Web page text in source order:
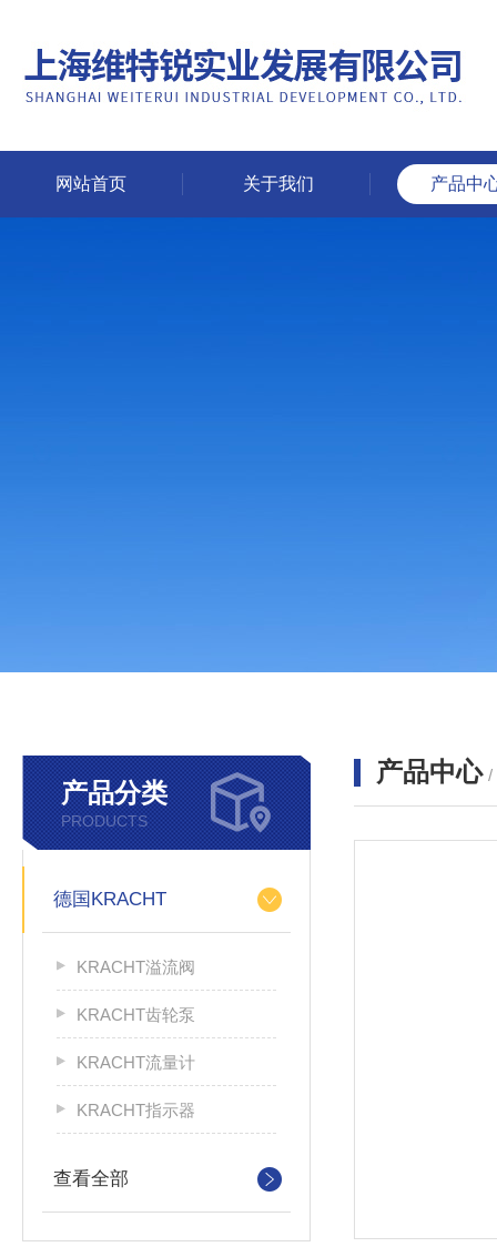
网站首页 关于我们 产品中
产品分类
PRODUCTS
德国KRACHT
KRACHT溢流阀
KRACHT齿轮泵
KRACHT流量计
KRACHT指示器
查看全部
产品中心 /